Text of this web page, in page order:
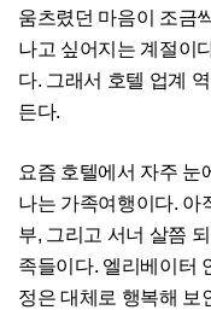
움츠렸던 마음이 조금
나고 싶어지는 계절이
다. 그래서 호텔 업계
든다.
요즘 호텔에서 자주 눈
나는 가족여행이다. 아
부, 그리고 서너 살쯤
족들이다. 엘리베이터
정은 대체로 행복해 보